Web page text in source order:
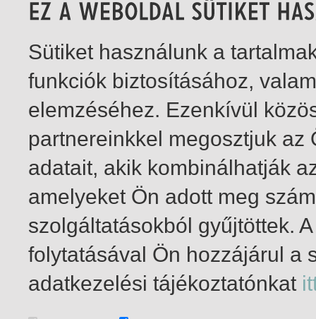
1-2 / insgesamt 2 Treffer
Sütiket használunk a
funkciók biztosításához,
elemzéséhez. Ezenkívül
partnereinkkel megosztjuk
adatait, akik kombinálhatják
amelyeket Ön adott meg
szolgáltatásokból gyűjtöttek.
folytatásával Ön hozzájárul a
adatkezelési tájékoztatónkat